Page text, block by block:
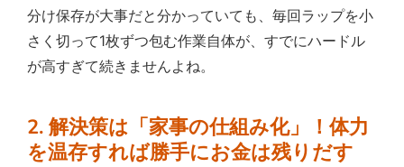
分け保存が大事だと分かっていても、毎回ラップを小
さく切って1枚ずつ包む作業自体が、すでにハードル
が高すぎて続きませんよね。
2. 解決策は「家事の仕組み化」！体力
を温存すれば勝手にお金は残りだす